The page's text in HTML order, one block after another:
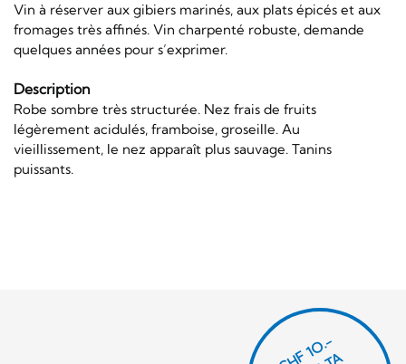
Vin à réserver aux gibiers marinés, aux plats épicés et aux
fromages très affinés. Vin charpenté robuste, demande
quelques années pour s’exprimer.
Description
Robe sombre très structurée. Nez frais de fruits
légèrement acidulés, framboise, groseille. Au
vieillissement, le nez apparaît plus sauvage. Tanins
puissants.
CHF 1O.-